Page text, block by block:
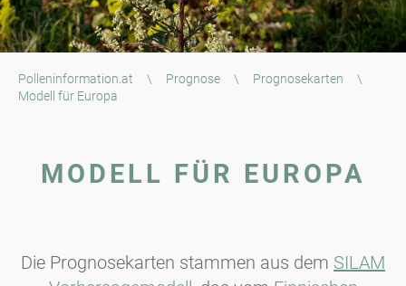
Polleninformation.at \ Prognose \ Prognosekarten
\
Modell für Europa
MODELL FÜR EUROPA
Die Prognosekarten stammen aus dem SILAM